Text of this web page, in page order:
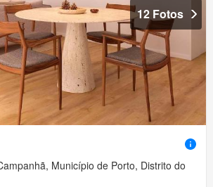
12 Fotos
Município de Porto, Distrito do